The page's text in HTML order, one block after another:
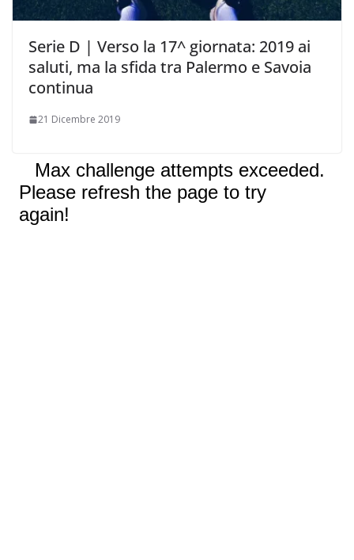
Serie D | Verso la 17^ giornata: 2019 ai
saluti, ma la sfida tra Palermo e Savoia
continua
21 Dicembre 2019